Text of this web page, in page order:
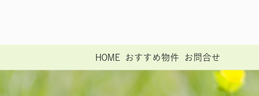
HOME おすすめ物件 お問合せ